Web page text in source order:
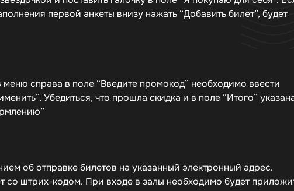
первой анкеты внизу нажать “Добавить билет”, будет
справа в поле “Введите промокод” необходимо ввести
Убедиться, что прошла скидка и в поле “Итого”
об отправке билетов на указанный электронный адрес.
со штрих-кодом. При входе в залы необходимо будет